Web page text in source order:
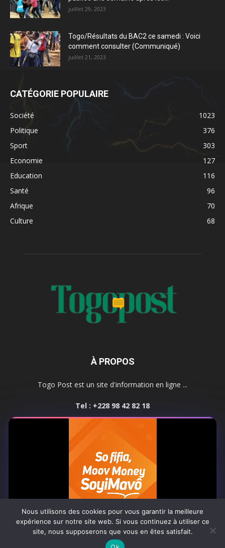
juillet 29, 2023
Togo/Résultats du BAC2 ce samedi : Voici
comment consulter (Communiqué)
juillet 21, 2023
CATÉGORIE POPULAIRE
Société
1023
Politique
376
Sport
303
Economie
127
Education
116
Santé
96
Afrique
70
Culture
68
À PROPOS
Togo Post est un site d'information en ligne ...
Tel : +228 98 42 82 18
SUIVEZ NOUS
Africa-Newsroom Contact Activités du site
Nous utilisons des cookies pour vous garantir la meilleure
expérience sur notre site web. Si vous continuez à utiliser ce
site, nous supposerons que vous en êtes satisfait.